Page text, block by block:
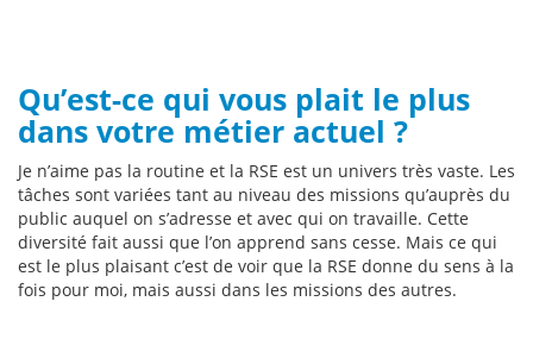
Qu’est-ce qui vous plait le plus
dans votre métier actuel ?
Je n’aime pas la routine et la RSE est un univers très vaste. Les
tâches sont variées tant au niveau des missions qu’auprès du
public auquel on s’adresse et avec qui on travaille. Cette
diversité fait aussi que l’on apprend sans cesse. Mais ce qui
est le plus plaisant c’est de voir que la RSE donne du sens à la
fois pour moi, mais aussi dans les missions des autres.